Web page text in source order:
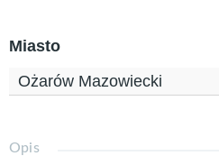
Miasto
Ożarów Mazowiecki
Opis